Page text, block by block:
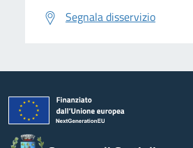
Segnala disservizio